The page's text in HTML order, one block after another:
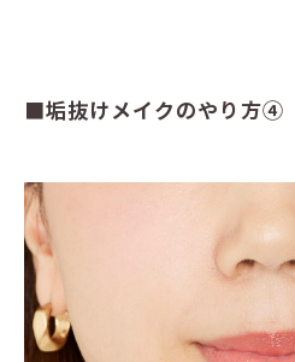
■垢抜けメイクのやり方